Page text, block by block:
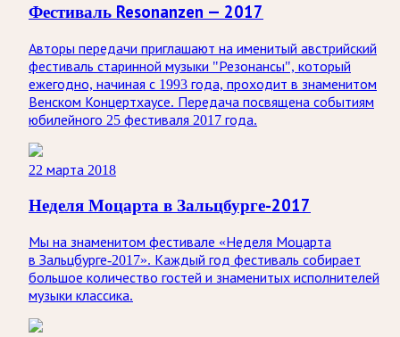
Фестиваль Resonanzen — 2017
Авторы передачи приглашают на именитый австрийский
фестиваль старинной музыки "Резонансы", который
ежегодно, начиная с 1993 года, проходит в знаменитом
Венском Концертхаусе. Передача посвящена событиям
юбилейного 25 фестиваля 2017 года.
22 марта 2018
Неделя Моцарта в Зальцбурге-2017
Мы на знаменитом фестивале «Неделя Моцарта
в Зальцбурге-2017». Каждый год фестиваль собирает
большое количество гостей и знаменитых исполнителей
музыки классика.